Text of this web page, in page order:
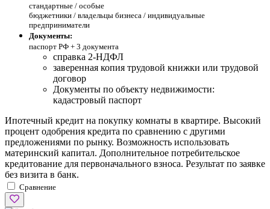
стандартные / особые
бюджетники / владельцы бизнеса / индивидуальные
предприниматели
Документы:
паспорт РФ + 3 документа
справка 2-НДФЛ
заверенная копия трудовой книжки или трудовой
договор
Документы по объекту недвижимости:
кадастровый паспорт
Ипотечный кредит на покупку комнаты в квартире. Высокий
процент одобрения кредита по сравнению с другими
предложениями по рынку. Возможность использовать
материнский капитал. Дополнительное потребительское
кредитование для первоначального взноса. Результат по заявке
без визита в банк.
Сравнение